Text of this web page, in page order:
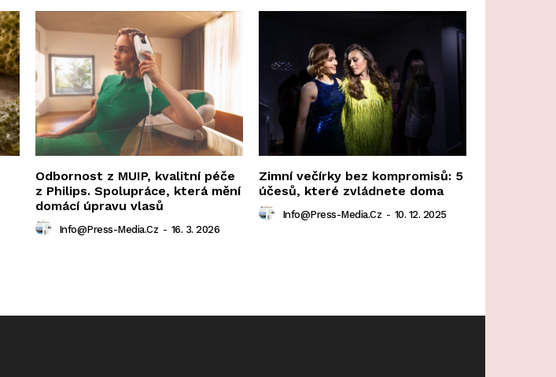
Odbornost z MUIP, kvalitní péče
z Philips. Spolupráce, která mění
domácí úpravu vlasů
Info@press-Media.cz - 16. 3. 2026
Zimní večírky bez kompromisů: 5
účesů, které zvládnete doma
Info@press-Media.cz - 10. 12. 2025